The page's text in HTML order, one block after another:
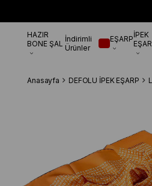
HAZIR
BONE ŞAL İndirimli
Ürünler
EŞARPİPEK
Anasayfa DEFOLU İPEK EŞARP